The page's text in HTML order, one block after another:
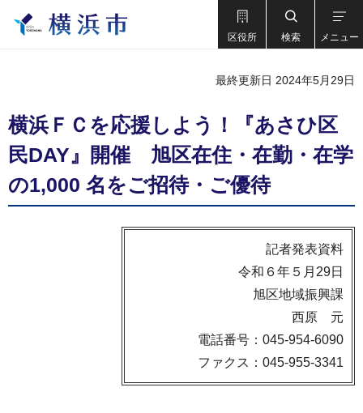
区役所 検索 メニュー
最終更新日 2024年5月29日
横浜ＦＣを応援しよう！『あさひ区
民DAY』開催 旭区在住・在勤・在学
の1,000 名をご招待・ご優待
記者発表資料
令和６年５月29日
旭区地域振興課
西原 元
電話番号：045-954-6090
ファクス：045-955-3341